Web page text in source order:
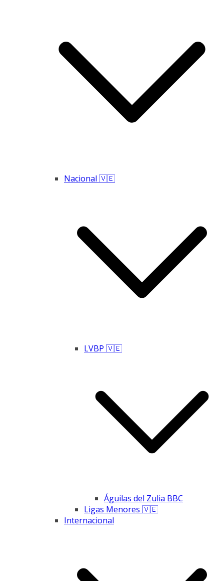
Nacional 🇻🇪
LVBP 🇻🇪
Águilas del Zulia BBC
Ligas Menores 🇻🇪
Internacional